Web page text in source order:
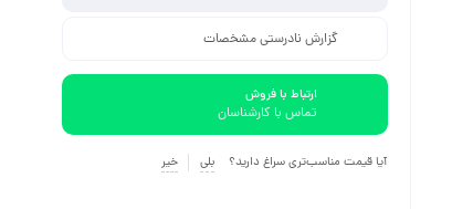
گزارش نادرستی مشخصات
ارتباط با فروش
تماس با کارشناسان
آیا قیمت مناسب‌تری سراغ دارید؟ بلی خیر